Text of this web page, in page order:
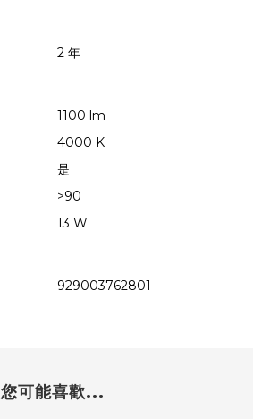
2 年
1100 lm
4000 K
是
>90
13 W
929003762801
您可能喜歡...